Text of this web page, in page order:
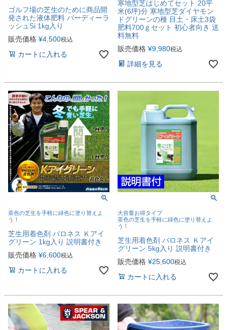
ゴルフ場の芝生のために商品開
発された液体肥料 バーディーラ
ッシュSi 1kg入り
販売価格 ¥4,500税込
カートに入れる
寒地型芝はじめてセット 20平
米(6坪)分 寒地型芝ダイヤモン
ドグリーンの種 目土・床土3袋
肥料700ｇセット 初心者向き 送
料無料
販売価格 ¥9,980税込
詳細を見る
茶色の芝生を手軽に緑色に塗り替えよ
う！
芝生用着色剤 バロネス Ｋアイ
グリーン 1kg入り 説明書付き
販売価格 ¥6,600税込
カートに入れる
大容量お得タイプ
茶色の芝生を手軽に緑色に塗り替えよ
う！
芝生用着色剤 バロネス Ｋアイ
グリーン 5kg入り 説明書付き
販売価格 ¥25,600税込
カートに入れる